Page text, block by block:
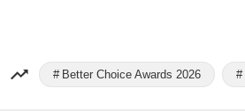
Better Choice Awards 2026